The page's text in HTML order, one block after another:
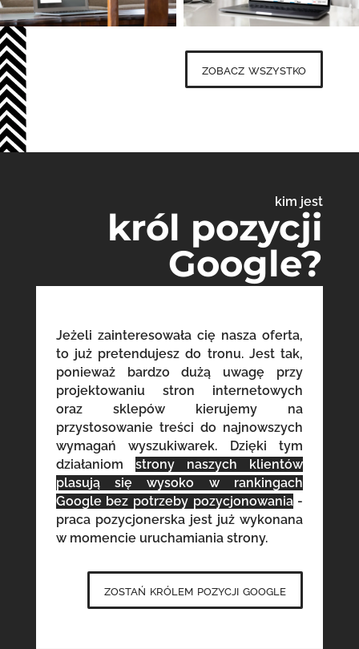
zobacz wszystko
kim jest
król pozycji
Google?
Jeżeli zainteresowała cię nasza oferta,
to już pretendujesz do tronu. Jest tak,
ponieważ bardzo dużą uwagę przy
projektowaniu stron internetowych
oraz sklepów kierujemy na
przystosowanie treści do najnowszych
wymagań wyszukiwarek. Dzięki tym
działaniom strony naszych klientów
plasują się wysoko w rankingach
Google bez potrzeby pozycjonowania-
praca pozycjonerska jest już wykonana
w momencie uruchamiania strony.
zostań królem pozycji google